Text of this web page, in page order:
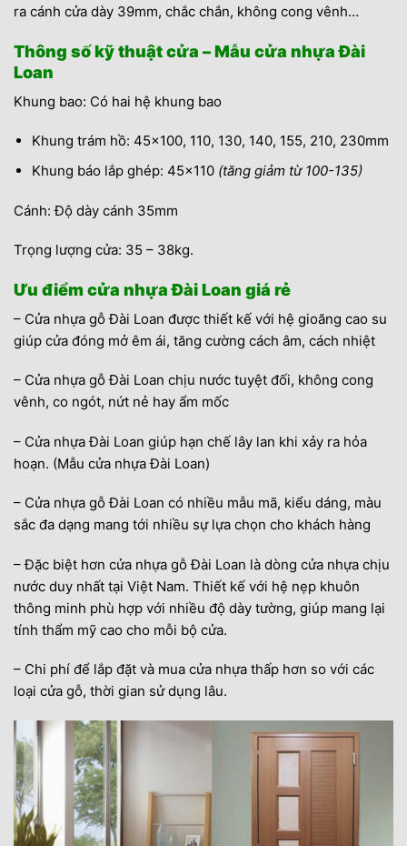
ra cánh cửa dày 39mm, chắc chắn, không cong vênh…
Thông số kỹ thuật cửa – Mẫu cửa nhựa Đài
Loan
Khung bao: Có hai hệ khung bao
Khung trám hồ: 45×100, 110, 130, 140, 155, 210, 230mm
Khung báo lắp ghép: 45×110 (tăng giảm từ 100-135)
Cánh: Độ dày cánh 35mm
Trọng lượng cửa: 35 – 38kg.
Ưu điểm cửa nhựa Đài Loan giá rẻ
– Cửa nhựa gỗ Đài Loan được thiết kế với hệ gioăng cao su
giúp cửa đóng mở êm ái, tăng cường cách âm, cách nhiệt
– Cửa nhựa gỗ Đài Loan chịu nước tuyệt đối, không cong
vênh, co ngót, nứt nẻ hay ẩm mốc
– Cửa nhựa Đài Loan giúp hạn chế lây lan khi xảy ra hỏa
hoạn. (Mẫu cửa nhựa Đài Loan)
– Cửa nhựa gỗ Đài Loan có nhiều mẫu mã, kiểu dáng, màu
sắc đa dạng mang tới nhiều sự lựa chọn cho khách hàng
– Đặc biệt hơn cửa nhựa gỗ Đài Loan là dòng cửa nhựa chịu
nước duy nhất tại Việt Nam. Thiết kế với hệ nẹp khuôn
thông minh phù hợp với nhiều độ dày tường, giúp mang lại
tính thẩm mỹ cao cho mỗi bộ cửa.
– Chi phí để lắp đặt và mua cửa nhựa thấp hơn so với các
loại cửa gỗ, thời gian sử dụng lâu.